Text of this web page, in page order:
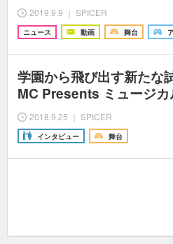
2019.9.9 ｜ SPICER
ニュース 動画 舞台
学園から飛び出す新たな
MC Presents ミュージ
2018.9.25 ｜ SPICER
インタビュー 舞台